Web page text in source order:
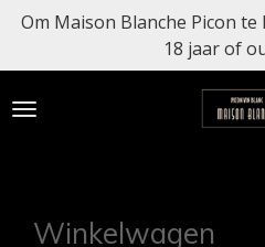
Ga
naar
de
Om Maison Blanche Picon
18 jaar of
Winkelwagen